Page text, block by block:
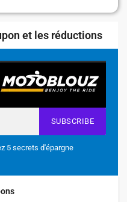
et les réductions
SUBSCRIBE
5 secrets d'épargne